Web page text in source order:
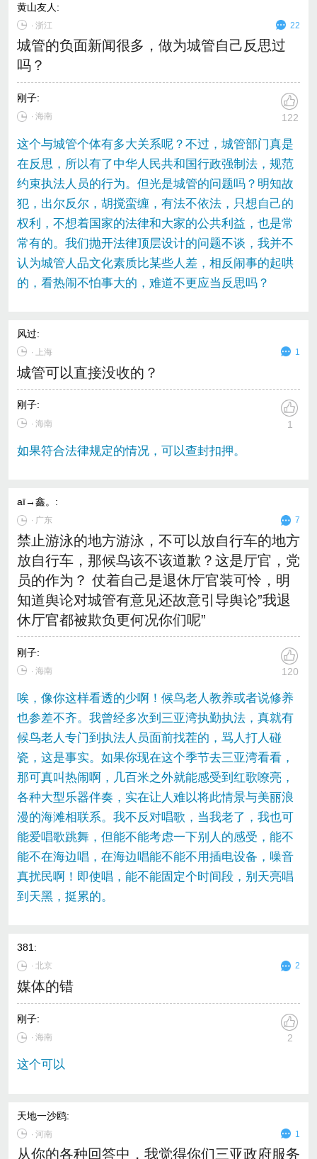
黄山友人 :
∙浙江 22
城管的负面新闻很多，做为城管自己反思过
吗？
刚子:
∙ 海南 122
这个与城管个体有多大关系呢？不过，城管部门真是
在反思，所以有了中华人民共和国行政强制法，规范
约束执法人员的行为。但光是城管的问题吗？明知故
犯，出尔反尔，胡搅蛮缠，有法不依法，只想自己的
权利，不想着国家的法律和大家的公共利益，也是常
常有的。我们抛开法律顶层设计的问题不谈，我并不
认为城管人品文化素质比某些人差，相反闹事的起哄
的，看热闹不怕事大的，难道不更应当反思吗？
风过:
∙ 上海 1
城管可以直接没收的？
刚子:
∙ 海南 1
如果符合法律规定的情况，可以查封扣押。
aī→鑫。 :
∙ 广东 7
禁止游泳的地方游泳，不可以放自行车的地方
放自行车，那候鸟该不该道歉？这是厅官，党
员的作为？ 仗着自己是退休厅官装可怜，明
知道舆论对城管有意见还故意引导舆论”我退
休厅官都被欺负更何况你们呢”
刚子:
∙ 海南 120
唉，像你这样看透的少啊！候鸟老人教养或者说修养
也参差不齐。我曾经多次到三亚湾执勤执法，真就有
候鸟老人专门到执法人员面前找茬的，骂人打人碰
瓷，这是事实。如果你现在这个季节去三亚湾看看，
那可真叫热闹啊，几百米之外就能感受到红歌嘹亮，
各种大型乐器伴奏，实在让人难以将此情景与美丽浪
漫的海滩相联系。我不反对唱歌，当我老了，我也可
能爱唱歌跳舞，但能不能考虑一下别人的感受，能不
能不在海边唱，在海边唱能不能不用插电设备，噪音
真扰民啊！即使唱，能不能固定个时间段，别天亮唱
到天黑，挺累的。
381:
∙北京 2
媒体的错
刚子:
∙ 海南 2
这个可以
天地一沙鸥:
∙河南 1
从你的各种回答中，我觉得你们三亚政府服务